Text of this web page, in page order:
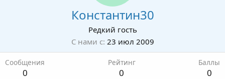
Константин30
Редкий гость
С нами с 23 июл 2009
Сообщения
0
Рейтинг
0
Баллы
0